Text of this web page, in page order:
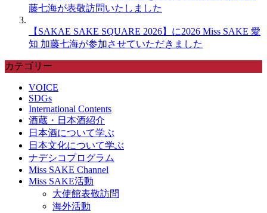
藤七海が表敬訪問いたしました
【SAKAE SAKE SQUARE 2026】に2026 Miss SAKE 愛
知 加藤七海が参加させていただきました
カテゴリー
VOICE
SDGs
International Contents
酒蔵・日本酒紹介
日本酒について学ぶ
日本文化について学ぶ
ナデシコプログラム
Miss SAKE Channel
Miss SAKE活動
大使館表敬訪問
海外活動